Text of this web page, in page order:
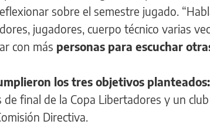
sobre el semestre jugado.
jugadores, cuerpo técnico varias
con más personas para escuchar
los tres objetivos planteados:
final de la Copa Libertadores y un
Directiva.